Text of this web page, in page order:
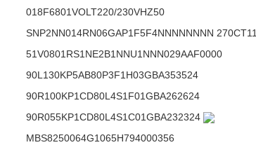
018F6801VOLT220/230VHZ50
SNP2NN014RN06GAP1F5F4NNNNNNNN 270CT11
51V0801RS1NE2B1NNU1NNN029AAF0000
90L130KP5AB80P3F1H03GBA353524
90R100KP1CD80L4S1F01GBA262624
90R055KP1CD80L4S1C01GBA232324
MBS8250064G1065H794000356